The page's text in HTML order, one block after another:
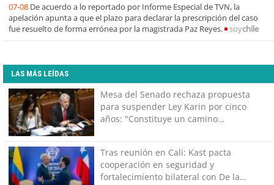
07-08 De acuerdo a lo reportado por Informe Especial de TVN, la
apelación apunta a que el plazo para declarar la prescripción del caso
fue resuelto de forma errónea por la magistrada Paz Reyes.
soychile
LAS MÁS LEÍDAS
Mesa del Senado rechaza propuesta
para suspender Ley Karin por cinco
años: "Constituye un camino
Tras reunión en Cali: Kast pacta
cooperación en seguridad y
fortalecimiento bilateral con De la